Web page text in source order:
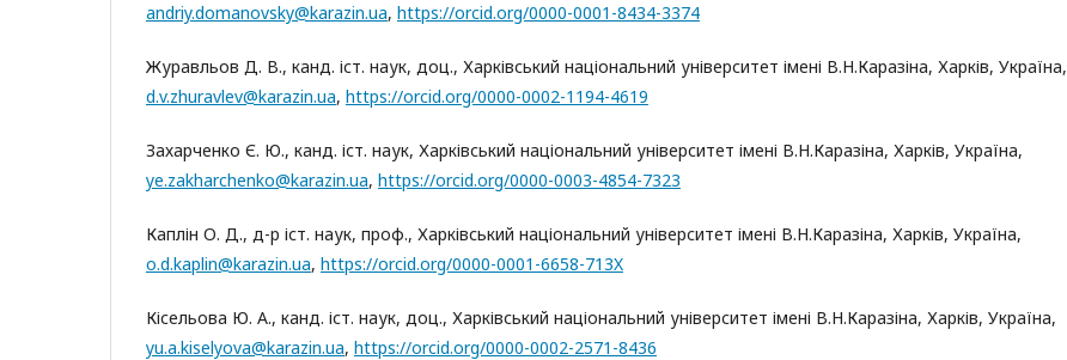
andriy.domanovsky@karazin.ua, https://orcid.org/0000-0001-8434-3374
Журавльов Д. В., канд. іст. наук, доц., Харківський національний університет імені В.Н.Каразіна, Харків, Україна,
d.v.zhuravlev@karazin.ua, https://orcid.org/0000-0002-1194-4619
Захарченко Є. Ю., канд. іст. наук, Харківський національний університет імені В.Н.Каразіна, Харків, Україна,
ye.zakharchenko@karazin.ua, https://orcid.org/0000-0003-4854-7323
Каплін О. Д., д-р іст. наук, проф., Харківський національний університет імені В.Н.Каразіна, Харків, Україна,
o.d.kaplin@karazin.ua, https://orcid.org/0000-0001-6658-713X
Кісельова Ю. А., канд. іст. наук, доц., Харківський національний університет імені В.Н.Каразіна, Харків, Україна,
yu.a.kiselyova@karazin.ua, https://orcid.org/0000-0002-2571-8436